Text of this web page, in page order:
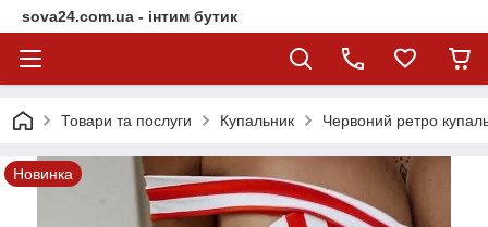
sova24.com.ua - інтим бутик
Товари та послуги Купальник Червоний ретро
Новинка